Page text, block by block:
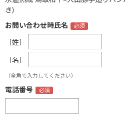
き)
お問い合わせ時氏名
［姓］
［名］
（全角で入力してください）
電話番号